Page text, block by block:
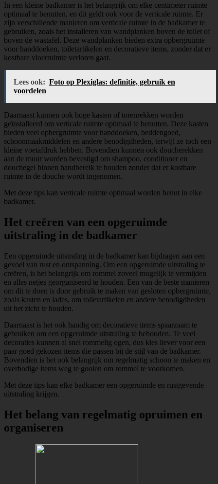
In een kleine badkamer is het belangrijk om elke centimeter ruimte
optimaal te benutten, en dit geldt ook voor de verticale ruimte. Er
zijn verschillende manieren om verticale ruimte in de badkamer te
gebruiken, zoals het installeren van wandplanken boven de toilet of
boven de wastafel. Deze wandplanken bieden extra opbergruimte
voor handdoeken, toiletartikelen en decoratieve items, zonder dat er
kostbare vloerruimte verloren gaat.
Lees ook: Foto op Plexiglas: definitie, gebruik en
voordelen
Daarnaast kunnen ook hoge kasten of torenrekken worden
geïnstalleerd om verticale ruimte optimaal te benutten. Deze kasten
bieden veel opbergruimte voor handdoeken, beddengoed,
schoonmaakmiddelen en andere benodigdheden, terwijl ze toch een
kleine voetafdruk hebben. Bovendien kunnen ook doucherekken
aan de muur worden bevestigd om shampoo, conditioner en
douchegel binnen handbereik te houden zonder dat er kostbare
ruimte in de douche wordt ingenomen.
Met deze tips kan verticale ruimte optimaal worden benut in elke
badkamer.
Het creëren van een opgeruimde
uitstraling in de badkamer
Een opgeruimde uitstraling in de badkamer kan bijdragen aan een
gevoel van rust en ontspanning. Om een opgeruimde uitstraling te
creëren, is het belangrijk om rommel zoveel mogelijk te vermijden
en alles netjes georganiseerd te houden. Een van de beste manieren
om dit te doen is door gebruik te maken van gesloten opbergruimte,
zoals kasten en lades, om toiletartikelen en andere benodigdheden
uit het zicht te houden.
Daarnaast is het ook handig om decoratieve items spaarzaam te
gebruiken om een opgeruimde uitstraling te behouden. Te veel
decoraties kunnen al snel rommelig ogen, dus kies liever voor een
paar goed gekozen items die passen bij de stijl van de badkamer.
Bovendien is het ook belangrijk om regelmatig schoon te maken en
overbodige items weg te gooien om rommel te voorkomen.
Met deze tips kan elke badkamer een opgeruimde en rustgevende
uitstraling krijgen.
Het belang van regelmatig opruimen en
organiseren